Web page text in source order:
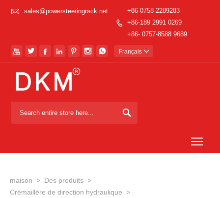
 sales@powersteeringrack.net

+86-0758-2289283
+86-189 2991 0269
+86- 0757-8588 9689
       Français 

maison > Des produits >
Crémaillère de direction hydraulique >